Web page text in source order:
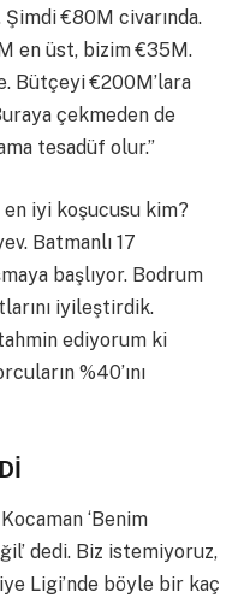
€80M civarında.
en üst, bizim €35M.
Bütçeyi €200M’lara
çekmeden de
tesadüf olur.”
iyi koşucusu kim?
Batmanlı 17
başlıyor. Bodrum
iyileştirdik.
ediyorum ki
%40’ını
‘Benim
dedi. Biz istemiyoruz,
Ligi’nde böyle bir kaç